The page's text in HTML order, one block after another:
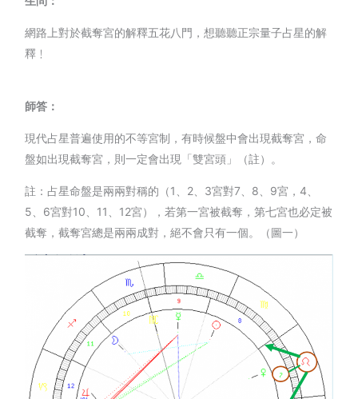
網路上對於截奪宮的解釋五花八門，想聽聽正宗量子占星的解
釋﹗
師答：
現代占星普遍使用的不等宮制，有時候盤中會出現截奪宮，命
盤如出現截奪宮，則一定會出現「雙宮頭」（註）。
註：占星命盤是兩兩對稱的（1、2、3宮對7、8、9宮，4、
5、6宮對10、11、12宮），若第一宮被截奪，第七宮也必定被
截奪，截奪宮總是兩兩成對，絕不會只有一個。（圖一）